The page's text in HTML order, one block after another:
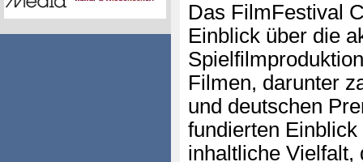
Das FilmFestival
Einblick über die
Filmen, darunter
und deutschen
fundierten
inhaltliche Vielfalt,